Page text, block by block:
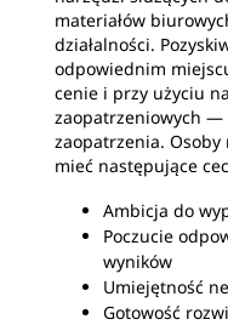
materiałów
działalności.
odpowiednim
cenie i przy użyciu
zaopatrzeniowych —
zaopatrzenia.
mieć następujące
Ambicja do
Poczucie
wyników
Umiejętność
Gotowość